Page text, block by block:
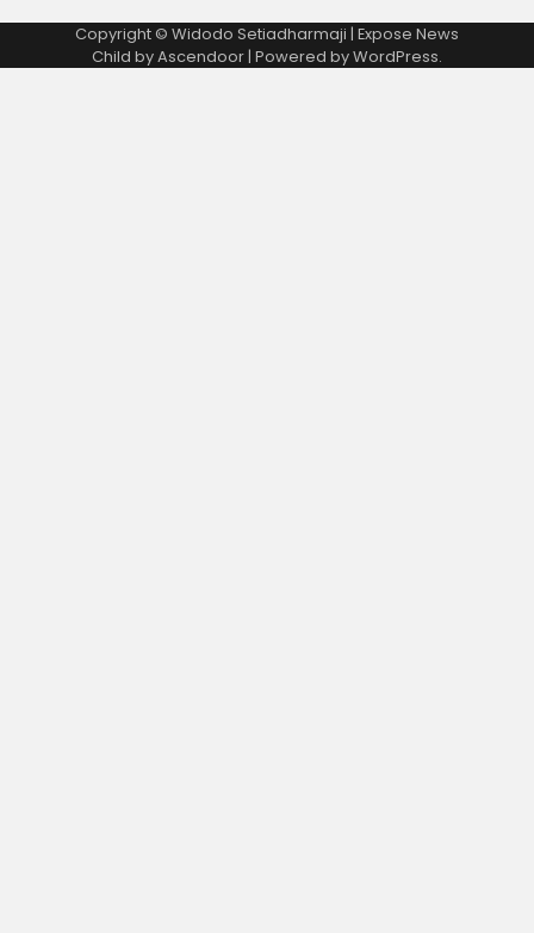
Copyright © Widodo Setiadharmaji | Expose News
Child byAscendoor| Powered byWordPress.